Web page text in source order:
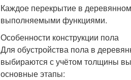
Каждое перекрытие в
выполняемыми функциями.
Особенности конструкции пола
Для обустройства пола в
выбираются с учётом толщины
основные этапы: